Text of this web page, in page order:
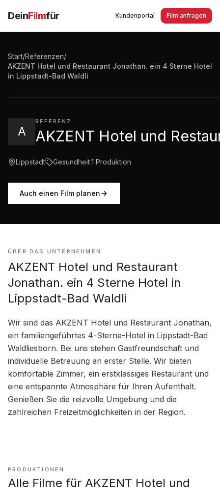
DeinFilmfür Kundenportal Film anfragen
Start/Referenzen/
AKZENT Hotel und Restaurant Jonathan. ein 4 Sterne Hotel
in Lippstadt-Bad Waldli
A
REFERENZ
AKZENT Hotel und
Lippstadt Gesundheit·1 Produktion
Auch einen Film planen
AKZENT Hotel und Restaurant Jonathan. ein 4
ÜBER DAS UNTERNEHMEN
AKZENT Hotel und Restaurant
Jonathan. ein 4 Sterne Hotel in
Lippstadt-Bad Waldli
Wir sind das AKZENT Hotel und Restaurant Jonathan,
ein familiengeführtes 4-Sterne-Hotel in Lippstadt-Bad
Waldliesborn. Bei uns stehen Gastfreundschaft und
individuelle Betreuung an erster Stelle. Wir bieten
komfortable Zimmer, ein erstklassiges Restaurant und
eine entspannte Atmosphäre für Ihren Aufenthalt.
Genießen Sie die reizvolle Umgebung und die
zahlreichen Freizeitmöglichkeiten in der Region.
PRODUKTIONEN
Alle Filme für AKZENT Hotel und